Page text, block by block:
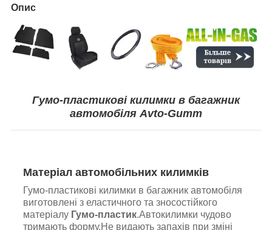
Опис
Гумо-пластикові килимки в багажник
автомобіля Avto-Gumm
Матеріал автомобільних килимків
Гумо-пластикові килимки в багажник автомобіля
виготовлені з еластичного та зносостійкого
матеріалу Гумо-пластик.Автокилимки чудово
тримають форму.Не видають запахів при зміні